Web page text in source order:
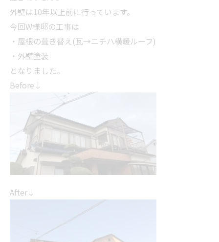
外壁は10年以上前に行っています。
今回W様邸の工事は
・屋根の葺き替え(瓦→ニチハ横暖ルーフ)
・外壁塗装
となりました。
Before↓
After↓